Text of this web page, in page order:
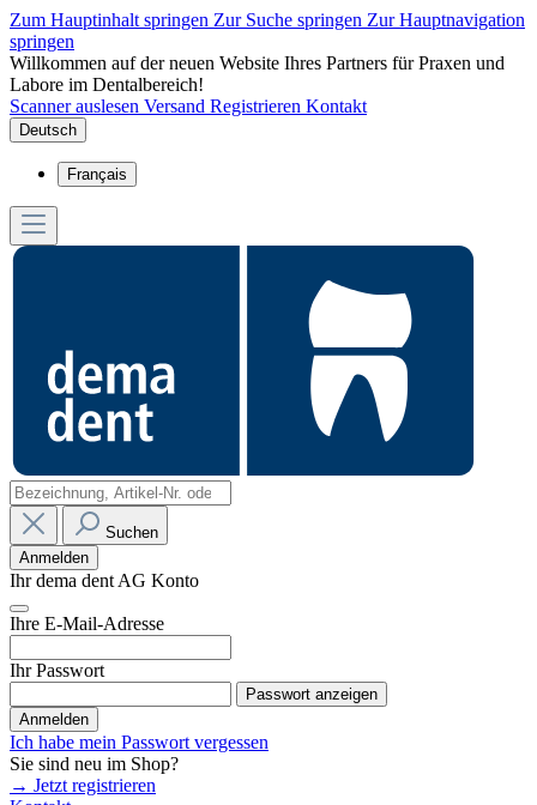
Zum Hauptinhalt springen Zur Suche springen Zur Hauptnavigation
springen
Willkommen auf der neuen Website Ihres Partners für Praxen und
Labore im Dentalbereich!
Scanner auslesen Versand Registrieren Kontakt
Deutsch
Français
Suchen
Anmelden
Ihr dema dent AG Konto
Ihre E-Mail-Adresse
Ihr Passwort
Passwort anzeigen
Anmelden
Ich habe mein Passwort vergessen
Sie sind neu im Shop?
→ Jetzt registrieren